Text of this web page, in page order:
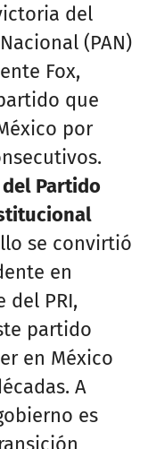
del
(PAN)
Fox,
que
por
Partido
se convirtió
en
del PRI,
partido
en México
A
es